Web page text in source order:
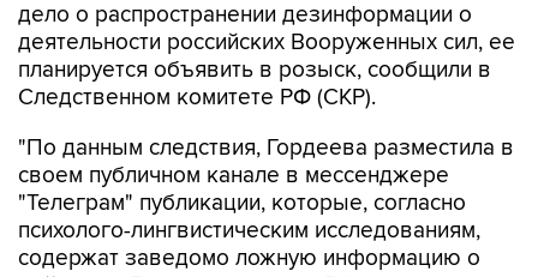
дело о распространении дезинформации о
деятельности российских Вооруженных сил, ее
планируется объявить в розыск, сообщили в
Следственном комитете РФ (СКР).
"По данным следствия, Гордеева разместила в
своем публичном канале в мессенджере
"Телеграм" публикации, которые, согласно
психолого-лингвистическим исследованиям,
содержат заведомо ложную информацию о